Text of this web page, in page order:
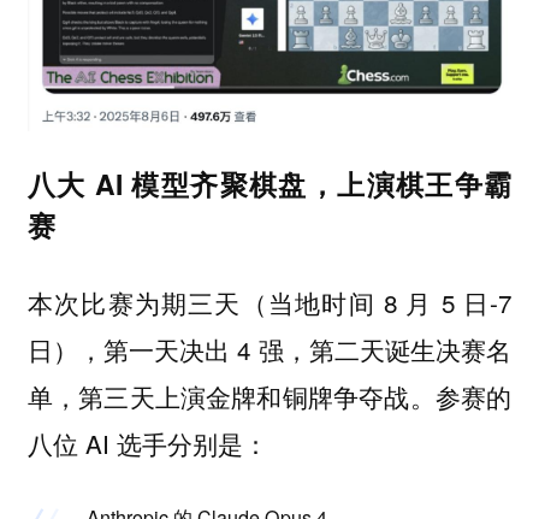
八大 AI 模型齐聚棋盘，上演棋王争霸
赛
本次比赛为期三天（当地时间 8 月 5 日-7
日），第一天决出 4 强，第二天诞生决赛名
单，第三天上演金牌和铜牌争夺战。参赛的
八位 AI 选手分别是：